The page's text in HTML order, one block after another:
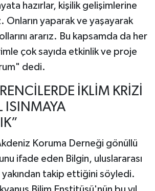
hazırlar, kişilik gelişimlerine
Onların yaparak ve yaşayarak
ararız. Bu kapsamda da her
çok sayıda etkinlik ve proje
dedi.
İKLİM KRİZİ
ISINMAYA
Koruma Derneği gönüllü
ifade eden Bilgin, uluslararası
yakından takip ettiğini söyledi.